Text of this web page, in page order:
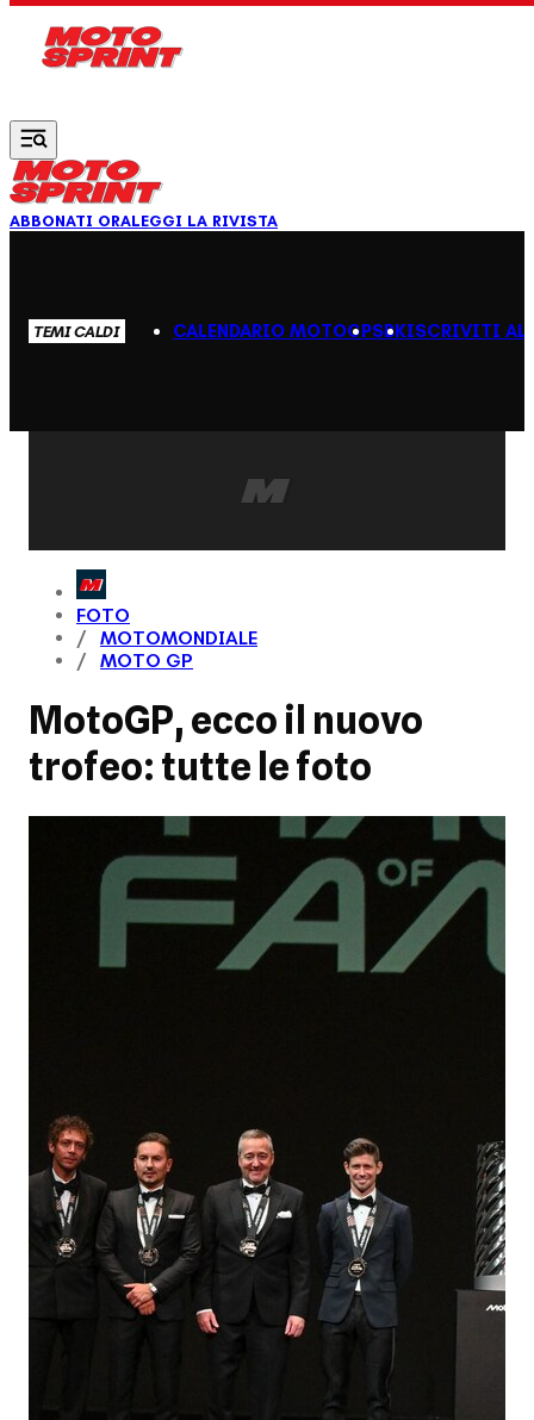
ABBONATI ORALEGGI LA RIVISTA
TEMI CALDI CALENDARIO MOTOGPSBKISCRIVITI AL
FOTO
MOTOMONDIALE
MOTO GP
MotoGP, ecco il nuovo
trofeo: tutte le foto